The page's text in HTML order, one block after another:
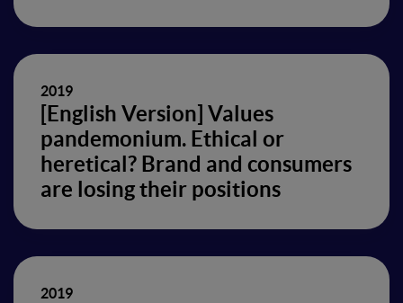
2019
[English Version] Values
pandemonium. Ethical or
heretical? Brand and consumers
are losing their positions
2019